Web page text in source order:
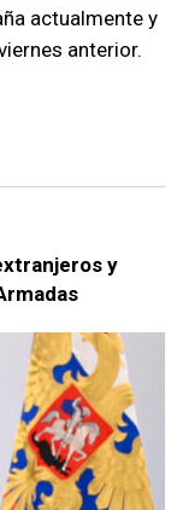
actualmente y
anterior.
y